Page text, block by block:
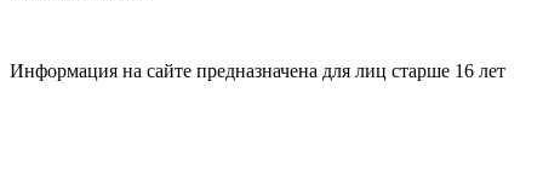
Информация на сайте предназначена для лиц старше 16 лет